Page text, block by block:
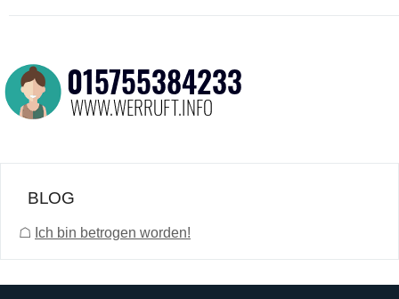
BLOG
☖ Ich bin betrogen worden!